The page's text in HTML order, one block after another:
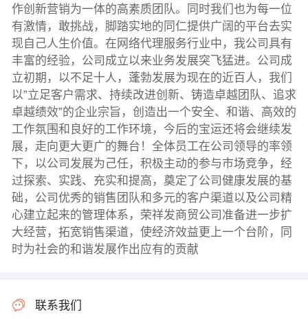
作创新营销为一体的高素质团队。同时我们也为每一位
有激情，敢挑战，脚踏实地的同仁提供广阔的平台去实
现自己人生价值。在网络代理服务行业中，我公司具有
丰富的经验，公司成立以来业务发展突飞猛进。公司成
立初期，以不足十人，蓬勃发展为现在的近百人，我们
以”立足客户需求、持续改进创新、铸造卓越团队、追求
卓越绩效”的企业宗旨，创造出一个安全、和谐、高效的
工作氛围和良好的工作环境，今后的宝运还将会继续发
展，走向更大更广的舞台！全体员工在公司领导的率领
下，以公司发展为己任，积极主动的参与市场竞争，经
过探索、实践、充实和提高，奠定了公司健康发展的基
础，公司优秀的销售团队和多元的客户渠道以及公司精
心建立起来的管理体系，荣祥发商贸公司准备进一步扩
大经营，拓宽销售渠道，使经济效益更上一个台阶，同
时为社会的和谐发展作出应有的贡献
联系我们